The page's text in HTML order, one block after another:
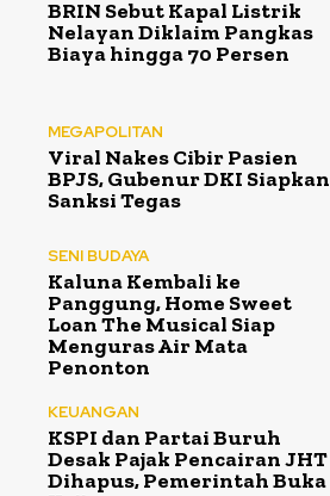
BRIN Sebut Kapal Listrik
Nelayan Diklaim Pangkas
Biaya hingga 70 Persen
MEGAPOLITAN
Viral Nakes Cibir Pasien
BPJS, Gubenur DKI Siapkan
Sanksi Tegas
SENI BUDAYA
Kaluna Kembali ke
Panggung, Home Sweet
Loan The Musical Siap
Menguras Air Mata
Penonton
KEUANGAN
KSPI dan Partai Buruh
Desak Pajak Pencairan JHT
Dihapus, Pemerintah Buka